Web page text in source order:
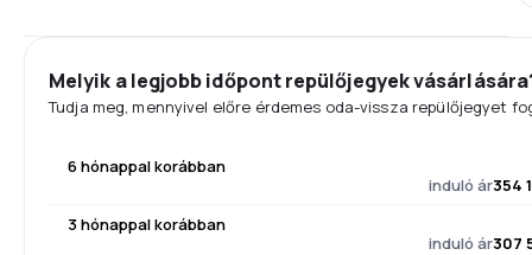
Melyik a legjobb időpont repülőjegyek
Tudja meg, mennyivel előre érdemes oda-vissza repülőjegyet
6 hónappal korábban
induló ár354
3 hónappal korábban
induló ár307